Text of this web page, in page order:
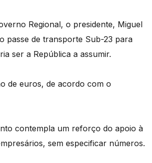
Regional, o presidente, Miguel
passe de transporte Sub-23 para
ser a República a assumir.
de euros, de acordo com o
contempla um reforço do apoio à
sem especificar números.